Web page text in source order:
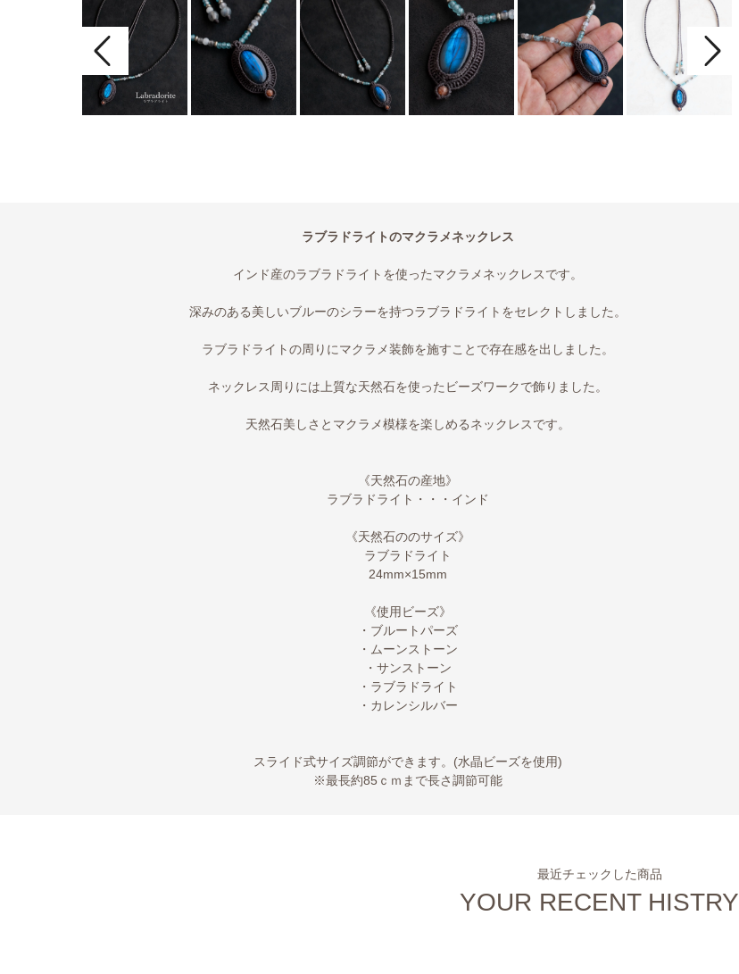
ラブラドライトのマクラメネックレス
インド産のラブラドライトを使ったマクラメネックレスです。
深みのある美しいブルーのシラーを持つラブラドライトをセレクトしました。
ラブラドライトの周りにマクラメ装飾を施すことで存在感を出しました。
ネックレス周りには上質な天然石を使ったビーズワークで飾りました。
天然石美しさとマクラメ模様を楽しめるネックレスです。
《天然石の産地》
ラブラドライト・・・インド
《天然石ののサイズ》
ラブラドライト
24mm×15mm
《使用ビーズ》
・ブルートパーズ
・ムーンストーン
・サンストーン
・ラブラドライト
・カレンシルバー
スライド式サイズ調節ができます。(水晶ビーズを使用)
※最長約85ｃｍまで長さ調節可能
最近チェックした商品
YOUR RECENT HISTRY